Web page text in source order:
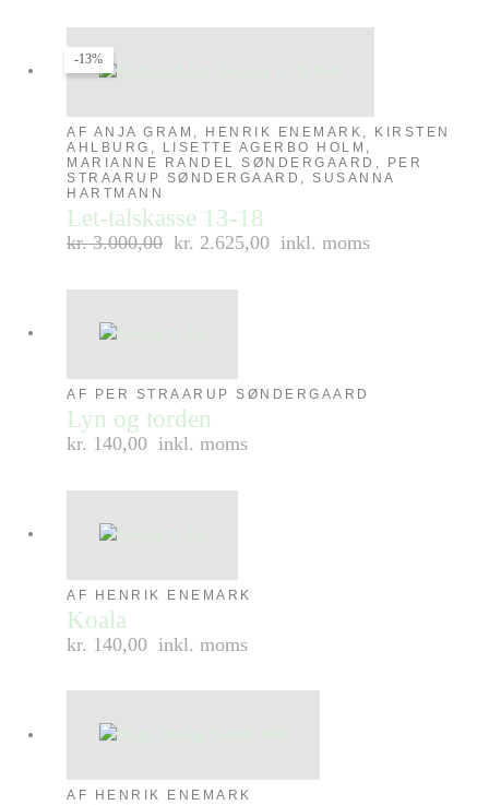
-13%
AF ANJA GRAM, HENRIK ENEMARK, KIRSTEN
AHLBURG, LISETTE AGERBO HOLM,
MARIANNE RANDEL SØNDERGAARD, PER
STRAARUP SØNDERGAARD, SUSANNA
HARTMANN
Let-talskasse 13-18
kr.3.000,00 kr. 2.625,00 inkl. moms
AF PER STRAARUP SØNDERGAARD
Lyn og torden
kr. 140,00 inkl. moms
AF HENRIK ENEMARK
Koala
kr. 140,00 inkl. moms
AF HENRIK ENEMARK